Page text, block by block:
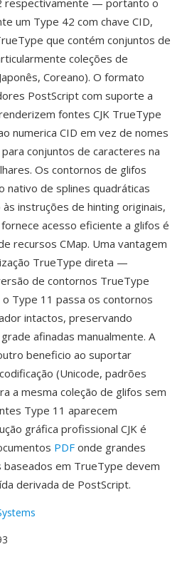
respectivamente — portanto o
um Type 42 com chave CID,
que contém conjuntos de
coleções de
Coreano). O formato
PostScript com suporte a
fontes CJK TrueType
numerica CID em vez de nomes
conjuntos de caracteres na
Os contornos de glifos
nativo de splines quadráticas
instruções de hinting originais,
acesso eficiente a glifos é
recursos CMap. Uma vantagem
TrueType direta —
de contornos TrueType
Type 11 passa os contornos
intactos, preservando
afinadas manualmente. A
beneficio ao suportar
(Unicode, padrões
a mesma coleção de glifos sem
Type 11 aparecem
gráfica profissional CJK é
PDF onde grandes
em TrueType devem
derivada de PostScript.